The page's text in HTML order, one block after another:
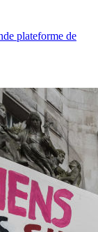
plateforme de